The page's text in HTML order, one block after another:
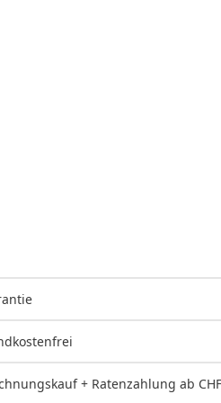
+ Ratenzahlung ab